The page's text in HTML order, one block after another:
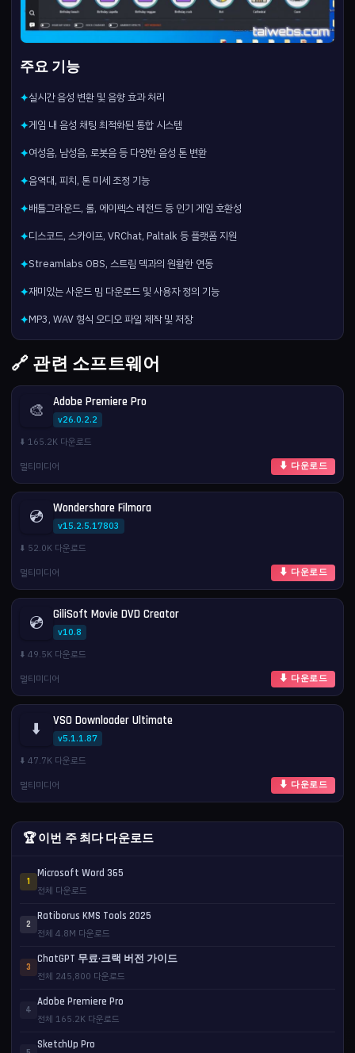
주요 기능
✦실시간 음성 변환 및 음향 효과 처리
✦게임 내 음성 채팅 최적화된 통합 시스템
✦여성음, 남성음, 로봇음 등 다양한 음성 톤 변환
✦음역대, 피치, 톤 미세 조정 기능
✦배틀그라운드, 롤, 에이펙스 레전드 등 인기 게임 호환성
✦디스코드, 스카이프, VRChat, Paltalk 등 플랫폼 지원
✦Streamlabs OBS, 스트림 덱과의 원활한 연동
✦재미있는 사운드 밈 다운로드 및 사용자 정의 기능
✦MP3, WAV 형식 오디오 파일 제작 및 저장
🔗 관련 소프트웨어
🎨 Adobe Premiere Pro
v26.0.2.2
⬇️ 165.2K 다운로드
멀티미디어
⬇ 다운로드
💿 Wondershare Filmora
v15.2.5.17803
⬇️ 52.0K 다운로드
멀티미디어
⬇ 다운로드
💿 GiliSoft Movie DVD Creator
v10.8
⬇️ 49.5K 다운로드
멀티미디어
⬇ 다운로드
⬇️ VSO Downloader Ultimate
v5.1.1.87
⬇️ 47.7K 다운로드
멀티미디어
⬇ 다운로드
🏆 이번 주 최다 다운로드
1
Microsoft Word 365
전체 다운로드
2
Ratiborus KMS Tools 2025
전체 4.8M 다운로드
3
ChatGPT 무료·크랙 버전 가이드
전체 245,800 다운로드
4
Adobe Premiere Pro
전체 165.2K 다운로드
SketchUp Pro